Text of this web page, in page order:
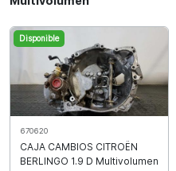
Disponible
670620
CAJA CAMBIOS CITROËN
BERLINGO 1.9 D Multivolumen